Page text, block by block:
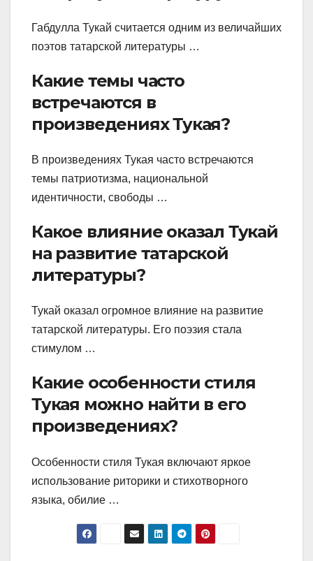
Габдулла Тукай считается одним из величайших
поэтов татарской литературы …
Какие темы часто
встречаются в
произведениях Тукая?
В произведениях Тукая часто встречаются
темы патриотизма, национальной
идентичности, свободы …
Какое влияние оказал Тукай
на развитие татарской
литературы?
Тукай оказал огромное влияние на развитие
татарской литературы. Его поэзия стала
стимулом …
Какие особенности стиля
Тукая можно найти в его
произведениях?
Особенности стиля Тукая включают яркое
использование риторики и стихотворного
языка, обилие …